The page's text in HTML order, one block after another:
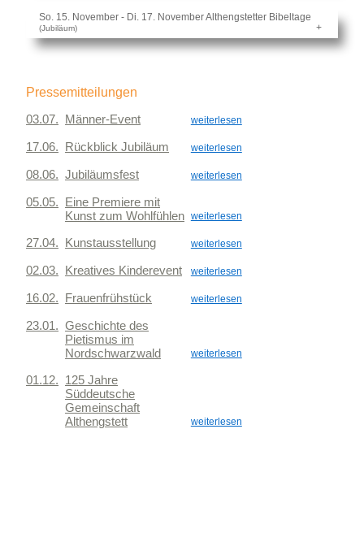
So. 15. November - Di. 17. November Althengstetter Bibeltage
(Jubiläum)
Pressemitteilungen
03.07. Männer-Event weiterlesen
17.06. Rückblick Jubiläum weiterlesen
08.06. Jubiläumsfest weiterlesen
05.05.
Eine Premiere mit
Kunst zum Wohlfühlen
weiterlesen
27.04. Kunstausstellung weiterlesen
02.03. Kreatives Kinderevent weiterlesen
16.02. Frauenfrühstück weiterlesen
23.01. Geschichte des
Pietismus im
Nordschwarzwald
weiterlesen
01.12.
125 Jahre
Süddeutsche
Gemeinschaft
Althengstett
weiterlesen